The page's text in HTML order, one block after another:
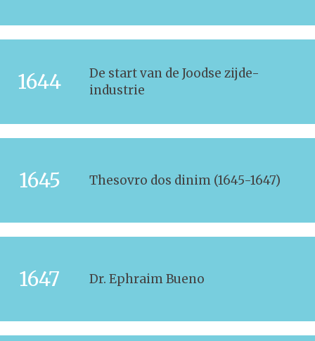
1644
De start van de Joodse zijde-
industrie
1645 Thesovro dos dinim (1645-1647)
1647 Dr. Ephraim Bueno